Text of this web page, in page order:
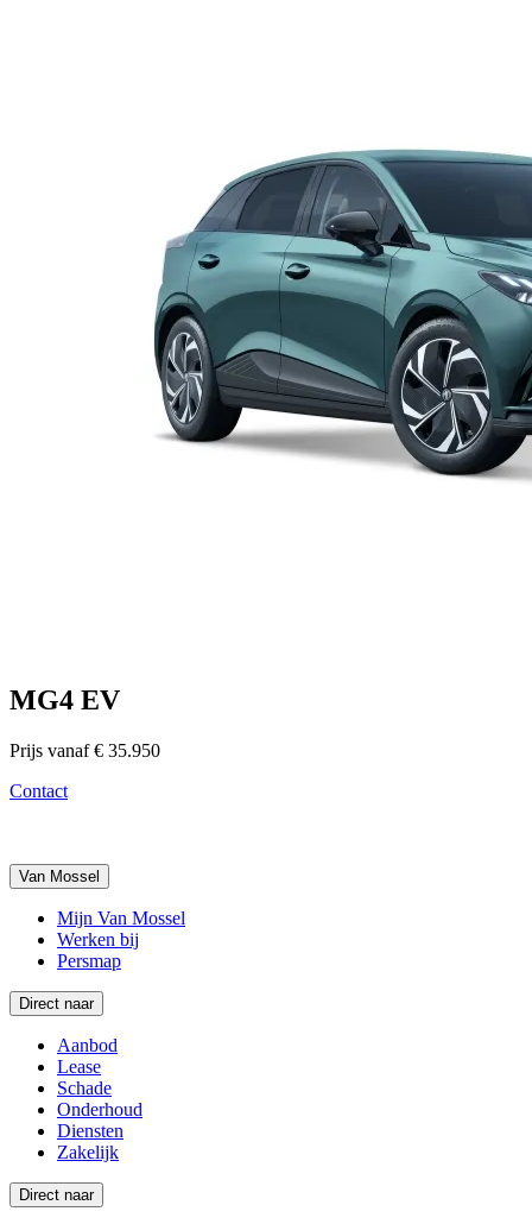
MG4 EV
Prijs vanaf € 35.950
Contact
Van Mossel
Mijn Van Mossel
Werken bij
Persmap
Direct naar
Aanbod
Lease
Schade
Onderhoud
Diensten
Zakelijk
Direct naar